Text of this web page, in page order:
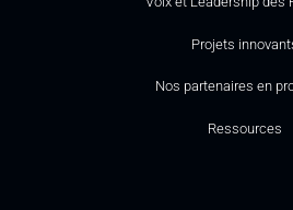
Projets
Nos partenaires en
Ressources